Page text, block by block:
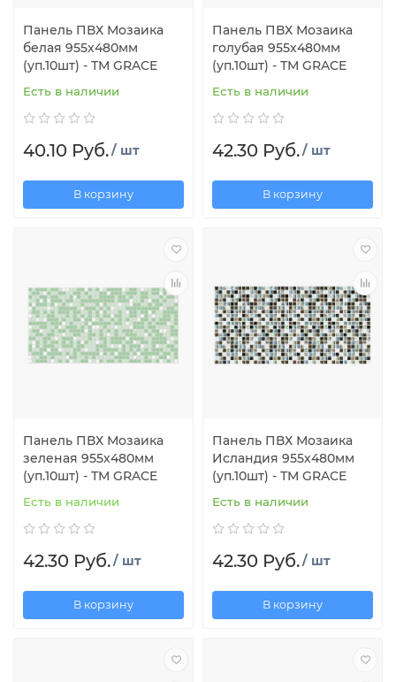
Панель ПВХ Мозаика
белая 955х480мм
(уп.10шт) - ТМ GRACE
Есть в наличии
40.10 Руб./ шт
В корзину
Панель ПВХ Мозаика
голубая 955х480мм
(уп.10шт) - ТМ GRACE
Есть в наличии
42.30 Руб./ шт
В корзину
Панель ПВХ Мозаика
зеленая 955х480мм
(уп.10шт) - ТМ GRACE
Есть в наличии
42.30 Руб./ шт
В корзину
Панель ПВХ Мозаика
Исландия 955х480мм
(уп.10шт) - ТМ GRACE
Есть в наличии
42.30 Руб./ шт
В корзину